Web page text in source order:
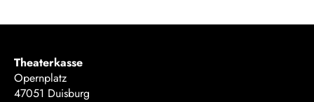
Theaterkasse
Opernplatz
47051 Duisburg